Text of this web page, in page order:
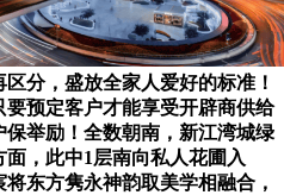
分，盛放全家人爱好的标准！
预定客户才能享受开辟商供给
举励！全数朝南，新江湾城绿
，此中1层南向私人花圃入
东方隽永神韵取美学相融合，